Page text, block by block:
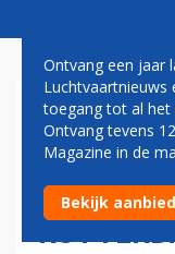
HVA
NIEUWE
CAREER
Ontvang een jaar
Luchtvaartnieuws
toegang tot al het
Ontvang tevens
Magazine in de
Bekijk